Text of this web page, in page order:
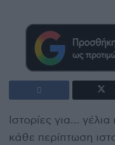
Ιστορίες για…
κάθε περίπτωση